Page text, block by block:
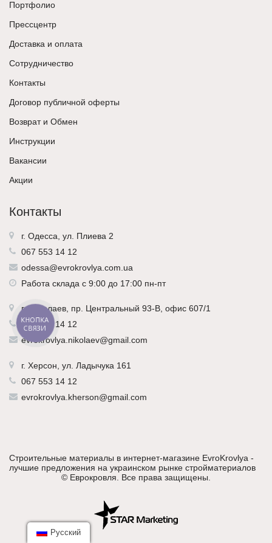
Портфолио
Прессцентр
Доставка и оплата
Сотрудничество
Контакты
Договор публичной оферты
Возврат и Обмен
Инструкции
Вакансии
Акции
Контакты
г. Одесса, ул. Плиева 2
067 553 14 12
odessa@evrokrovlya.com.ua
Работа склада с 9:00 до 17:00 пн-пт
г.Николаев , пр. Центральный 93-В, офис 607/1
067 553 14 12
evrokrovlya.nikolaev@gmail.com
г. Херсон , ул. Ладычука 161
067 553 14 12
evrokrovlya.kherson@gmail.com
Строительные материалы в интернет-магазине EvroKrovlya -
лучшие предложения на украинском рынке стройматериалов
© Еврокровля . Все права защищены.
Русский
КНОПКА
СВЯЗИ